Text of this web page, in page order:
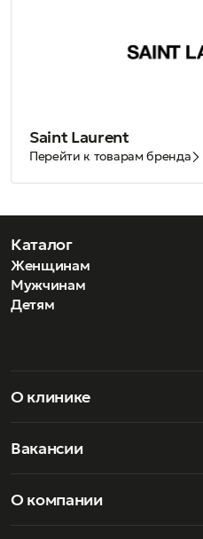
Saint Laurent
Перейти к товарам бренда
Каталог
Женщинам
Мужчинам
Детям
О клинике
Вакансии
О компании